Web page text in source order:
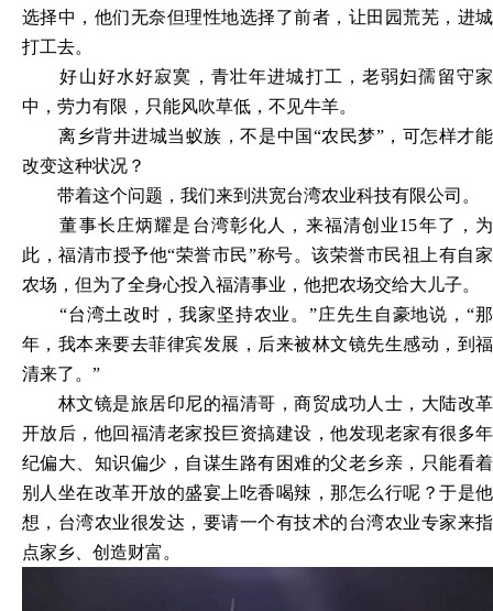
选择中，他们无奈但理性地选择了前者，让田园荒芜，进城
打工去。
好山好水好寂寞，青壮年进城打工，老弱妇孺留守家
中，劳力有限，只能风吹草低，不见牛羊。
离乡背井进城当蚁族，不是中国“农民梦”，可怎样才能
改变这种状况？
带着这个问题，我们来到洪宽台湾农业科技有限公司。
董事长庄炳耀是台湾彰化人，来福清创业15年了，为
此，福清市授予他“荣誉市民”称号。该荣誉市民祖上有自家
农场，但为了全身心投入福清事业，他把农场交给大儿子。
“台湾土改时，我家坚持农业。”庄先生自豪地说，“那
年，我本来要去菲律宾发展，后来被林文镜先生感动，到福
清来了。”
林文镜是旅居印尼的福清哥，商贸成功人士，大陆改革
开放后，他回福清老家投巨资搞建设，他发现老家有很多年
纪偏大、知识偏少，自谋生路有困难的父老乡亲，只能看着
别人坐在改革开放的盛宴上吃香喝辣，那怎么行呢？于是他
想，台湾农业很发达，要请一个有技术的台湾农业专家来指
点家乡、创造财富。